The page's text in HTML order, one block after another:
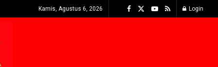
Kamis, Agustus 6, 2026 Login